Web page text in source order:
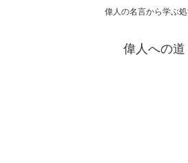
偉人の名言から学ぶ
偉人への道